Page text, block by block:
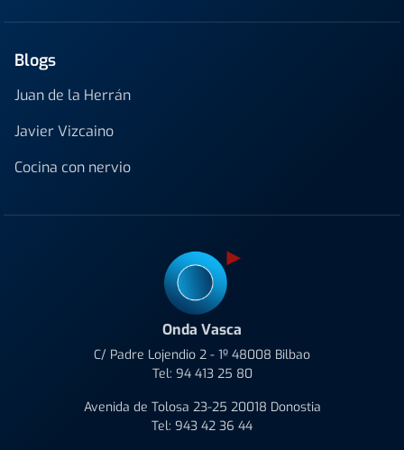
Blogs
Juan de la Herrán
Javier Vizcaino
Cocina con nervio
Onda Vasca
C/ Padre Lojendio 2 - 1º 48008 Bilbao
Tel: 94 413 25 80
Avenida de Tolosa 23-25 20018 Donostia
Tel: 943 42 36 44